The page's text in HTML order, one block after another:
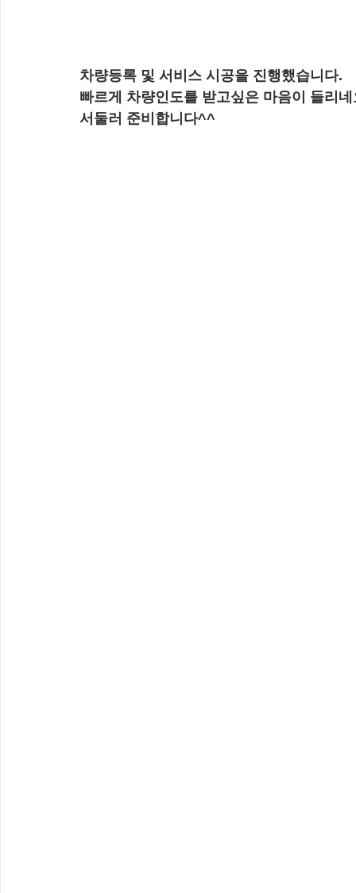
차량등록 및 서비스 시공을 진행했습니다.
빠르게 차량인도를 받고싶은 마음이 들리네
서둘러 준비합니다^^